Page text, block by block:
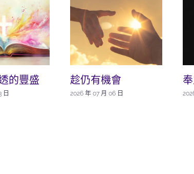
的豐盛
日
趁仍有機會
2026 年 07 月 06 日